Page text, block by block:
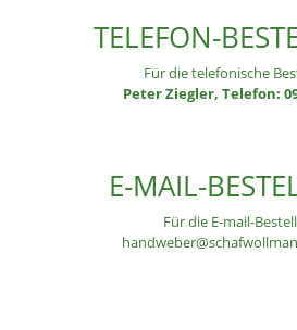
TELEFON-
Für die telefonische
Peter Ziegler, Telefon:
E-MAIL-
Für die E-mail-